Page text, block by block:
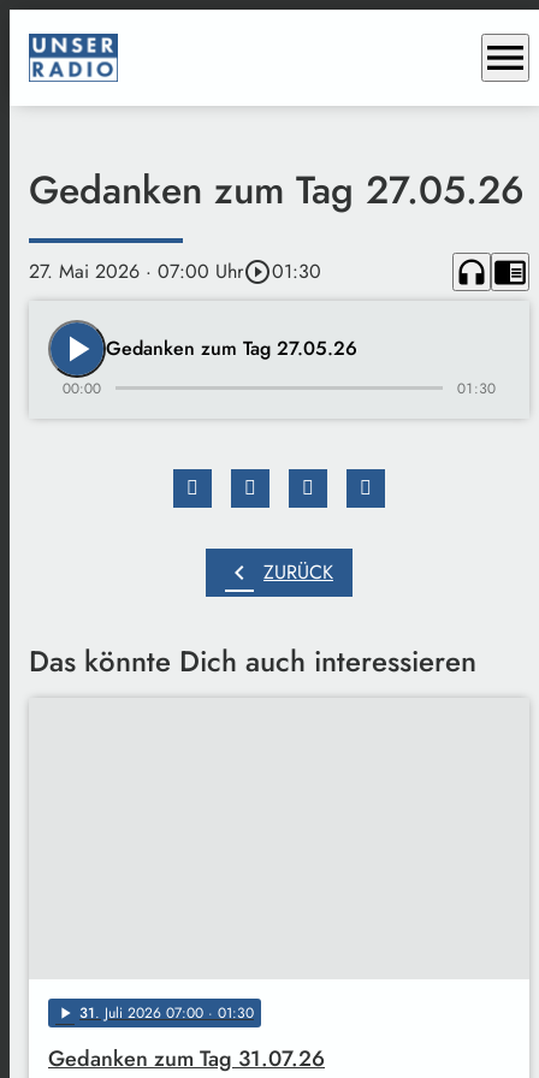
menu
Gedanken zum Tag 27.05.26
27. Mai 2026 · 07:00 Uhrplay_circle_outline01:30 headphones chrome_reader_mode
play_arrow Gedanken zum Tag 27.05.26
00:00 01:30
chevron_left ZURÜCK
Das könnte Dich auch interessieren
play_arrow 31. Juli 2026 07:00 · 01:30
Gedanken zum Tag 31.07.26